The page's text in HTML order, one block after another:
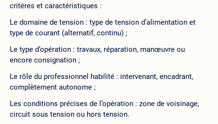
critères et caractéristiques :
Le domaine de tension : type de tension d’alimentation et
type de courant (alternatif, continu) ;
Le type d’opération : travaux, réparation, manœuvre ou
encore consignation ;
Le rôle du professionnel habilité : intervenant, encadrant,
complètement autonome ;
Les conditions précises de l’opération : zone de voisinage,
circuit sous tension ou hors tension.